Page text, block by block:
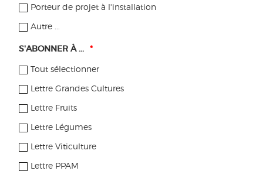
OUTRE-MER
Porteur de projet à l'installation
Autre ...
S'ABONNER À ... *
Tout sélectionner
Lettre Grandes Cultures
Lettre Fruits
Lettre Légumes
Lettre Viticulture
Lettre PPAM